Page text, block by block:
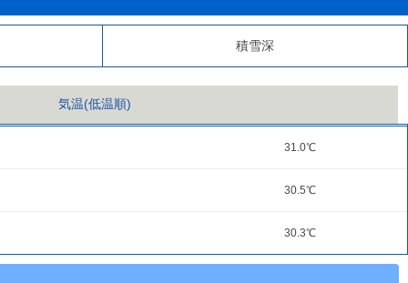
積雪深
気温(低温順)
31.0℃
30.5℃
30.3℃